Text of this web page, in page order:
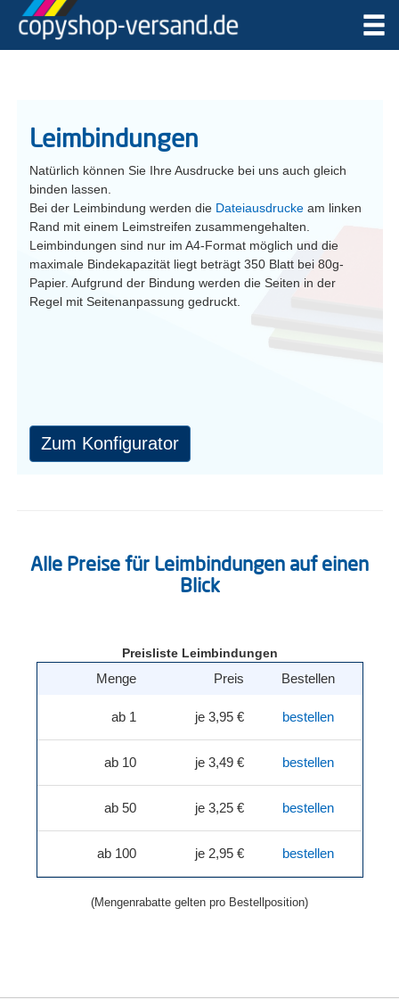
Leimbindungen
Natürlich können Sie Ihre Ausdrucke bei uns auch gleich
binden lassen.
Bei der Leimbindung werden die Dateiausdruckeam linken
Rand mit einem Leimstreifen zusammengehalten.
Leimbindungen sind nur im A4-Format möglich und die
maximale Bindekapazität liegt beträgt 350 Blatt bei 80g-
Papier. Aufgrund der Bindung werden die Seiten in der
Regel mit Seitenanpassung gedruckt.
Zum Konfigurator
Alle Preise für Leimbindungen auf einen
Blick
Preisliste Leimbindungen
Menge Preis Bestellen
ab 1 je 3,95 € bestellen
ab 10 je 3,49 € bestellen
ab 50 je 3,25 € bestellen
ab 100 je 2,95 € bestellen
(Mengenrabatte gelten pro Bestellposition)